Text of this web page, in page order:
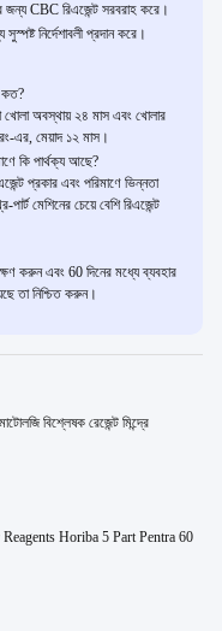
CBC রিএজেন্ট সরবরাহ করে।
নির্দেশাবলী প্রদান করে।
কত?
খোলা অবস্থায় ২৪ মাস এবং খোলার
এর, মেয়াদ ১২ মাস।
কি পার্থক্য আছে?
প্রকার এবং পরিমাণে ভিন্নতা
মেশিনের চেয়ে বেশি রিএজেন্ট
করুন এবং 60 দিনের মধ্যে ব্যবহার
তা নিশ্চিত করুন।
বিশ্লেষক রেজেন্ট মিন্দ্রে
Horiba 5 Part Pentra 60